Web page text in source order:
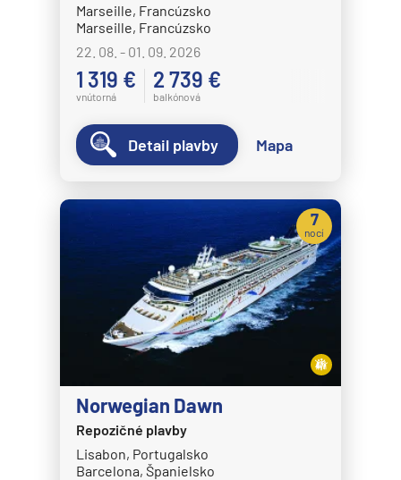
Marseille, Francúzsko
Marseille, Francúzsko
22. 08. - 01. 09. 2026
1 319 €
vnútorná
2 739 €
balkónová
Detail plavby Mapa
Norwegian Dawn
Repozičné plavby
Lisabon, Portugalsko
Barcelona, Španielsko
7
nocí